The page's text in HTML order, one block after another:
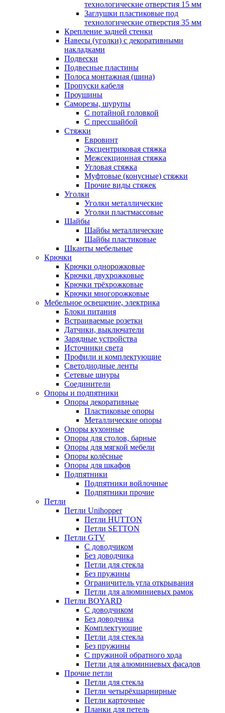
технологические отверстия 15 мм
Заглушки пластиковые под
технологические отверстия 35 мм
Крепление задней стенки
Навесы (уголки) с декоративными
накладками
Подвески
Подвесные пластины
Полоса монтажная (шина)
Пропуски кабеля
Проушины
Саморезы, шурупы
С потайной головкой
С прессшайбой
Стяжки
Евровинт
Эксцентриковая стяжка
Межсекционная стяжка
Угловая стяжка
Муфтовые (конусные) стяжки
Прочие виды стяжек
Уголки
Уголки металлические
Уголки пластмассовые
Шайбы
Шайбы металлические
Шайбы пластиковые
Шканты мебельные
Крючки
Крючки однорожковые
Крючки двухрожковые
Крючки трёхрожковые
Крючки многорожковые
Мебельное освещение, электрика
Блоки питания
Встраиваемые розетки
Датчики, выключатели
Зарядные устройства
Источники света
Профили и комплектующие
Светодиодные ленты
Сетевые шнуры
Соединители
Опоры и подпятники
Опоры декоративные
Пластиковые опоры
Металлические опоры
Опоры кухонные
Опоры для столов, барные
Опоры для мягкой мебели
Опоры колёсные
Опоры для шкафов
Подпятники
Подпятники войлочные
Подпятники прочие
Петли
Петли Unihopper
Петли HUTTON
Петли SETTON
Петли GTV
С доводчиком
Без доводчика
Петли для стекла
Без пружины
Ограничитель угла открывания
Петли для алюминиевых рамок
Петли BOYARD
С доводчиком
Без доводчика
Комплектующие
Петли для стекла
Без пружины
С пружиной обратного хода
Петли для алюминиевых фасадов
Прочие петли
Петли для стекла
Петли четырёхшарнирные
Петли карточные
Планки для петель